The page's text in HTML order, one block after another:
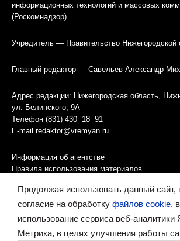
информационных технологий и массовых
(Роскомнадзор)
Учредитель — Правительство Нижегородской
Главный редактор — Савельев Александр
Адрес редакции: Нижегородская область,
ул. Белинского, 9А
Телефон (831) 430−18−91
E-mail redaktor@vremyan.ru
Информация об агентстве
Правила использования материалов
Информационная политика использования
Ресурс содержит материалы 16+
Продолжая использовать данный сайт,
согласие на обработку файлов cookie,
использование сервиса веб-аналитики
Метрика, в целях улучшения работы